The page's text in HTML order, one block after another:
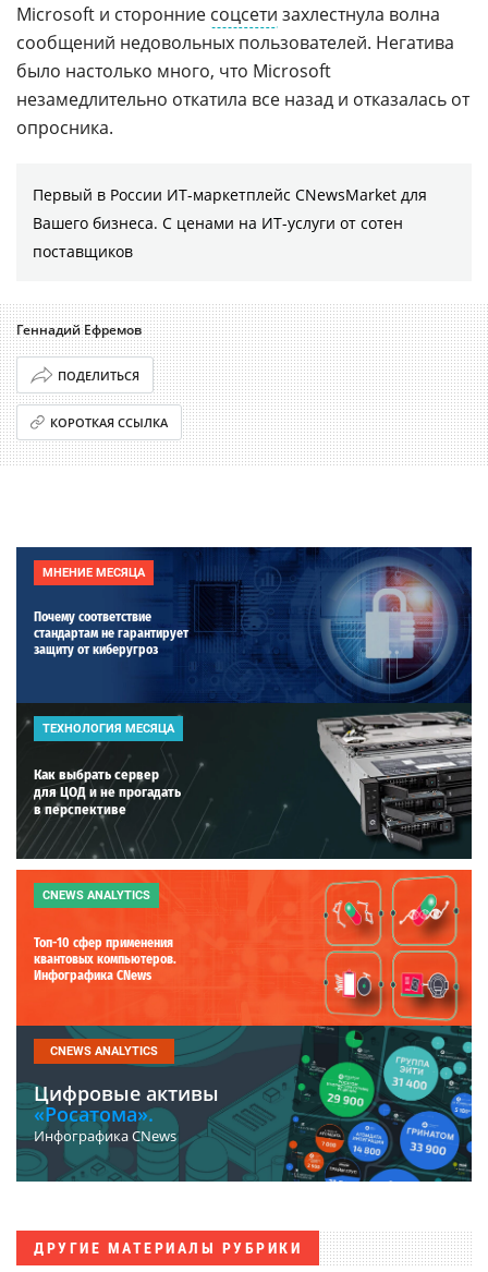
Microsoft и сторонние соцсети захлестнула волна
сообщений недовольных пользователей. Негатива
было настолько много, что Microsoft
незамедлительно откатила все назад и отказалась от
опросника.
Первый в России ИТ-маркетплейс CNewsMarket для
Вашего бизнеса. С ценами на ИТ-услуги от сотен
поставщиков
Геннадий Ефремов
ПОДЕЛИТЬСЯ
КОРОТКАЯ ССЫЛКА
МНЕНИЕ МЕСЯЦА
Почему соответствие
стандартам не гарантирует
защиту от киберугроз
ТЕХНОЛОГИЯ МЕСЯЦА
Как выбрать сервер
для ЦОД и не прогадать
в перспективе
CNEWS ANALYTICS
Топ-10 сфер применения
квантовых компьютеров.
Инфографика CNews
CNEWS ANALYTICS
Цифровые активы
«Росатома».
Инфографика CNews
ДРУГИЕ МАТЕРИАЛЫ РУБРИКИ